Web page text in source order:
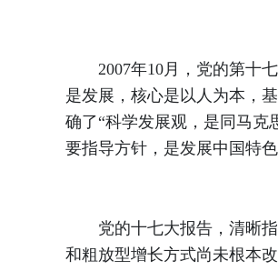
2007年10月，党的第十七
是发展，核心是以人为本，
确了“科学发展观，是同马克
要指导方针，是发展中国特
党的十七大报告，清晰指
和粗放型增长方式尚未根本